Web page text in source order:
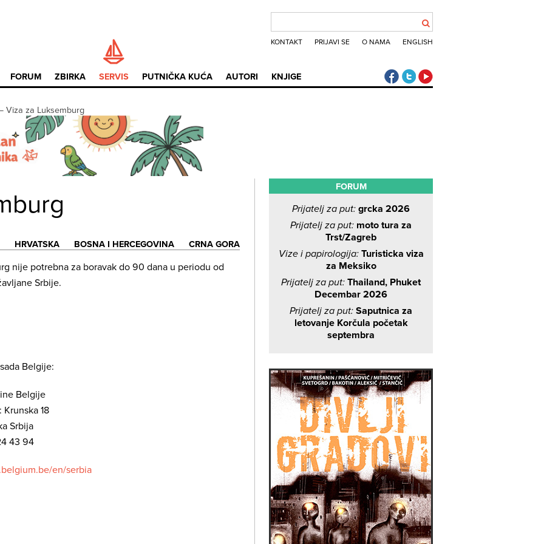
KONTAKT PRIJAVI SE O NAMA ENGLISH
FORUM ZBIRKA SERVIS PUTNIČKA KUĆA AUTORI KNJIGE Klub putnika Facebook
Klub putnika Twitter
Viza za Luksemburg
HRVATSKA BOSNA I HERCEGOVINA CRNA GORA
nije potrebna za boravak do 90 dana u periodu od
Srbije.
Belgije:
Belgije
Krunska 18
Srbija
43 94
en/serbia
FORUM
Prijatelj za put: grcka 2026
Prijatelj za put: moto tura za
Trst/Zagreb
Vize i papirologija: Turisticka viza
za Meksiko
Prijatelj za put: Thailand, Phuket
Decembar 2026
Prijatelj za put: Saputnica za
letovanje Korčula početak
septembra